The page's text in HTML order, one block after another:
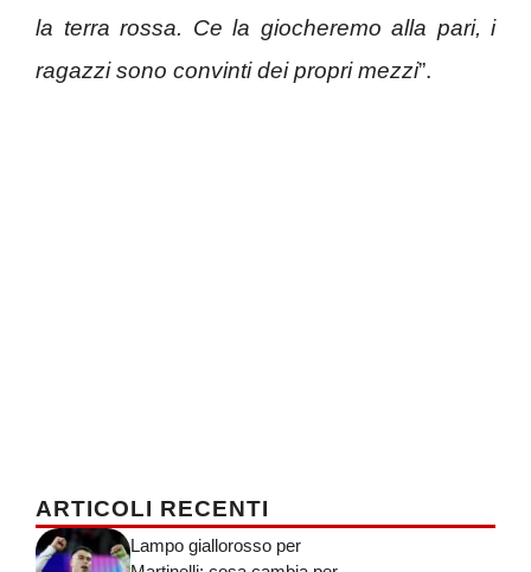
la terra rossa. Ce la giocheremo alla pari, i
ragazzi sono convinti dei propri mezzi”.
ARTICOLI RECENTI
Lampo giallorosso per